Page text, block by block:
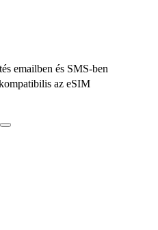
emailben és SMS-ben
az eSIM